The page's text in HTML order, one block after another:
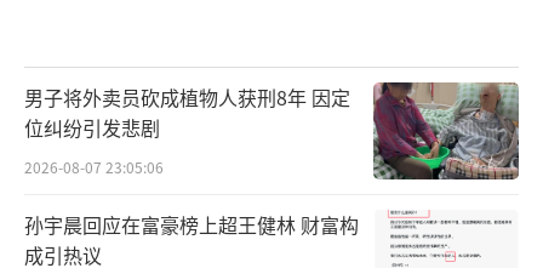
男子将外卖员砍成植物人获刑8年 因定
位纠纷引发悲剧
2026-08-07 23:05:06
孙宇晨回应在富豪榜上超王健林 财富构
成引热议